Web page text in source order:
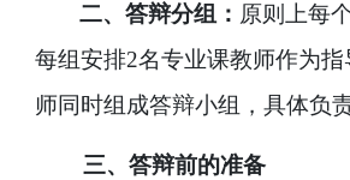
二、答辩分组： 原则上每
每组安排2名专业课教师作为
师同时组成答辩小组，具体负
三、答辩前的准备